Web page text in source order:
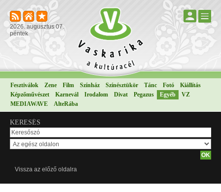
2026. augusztus 07.
péntek
Fesztiválok Zene Film Színház Színésztükör Tánc Fotó
Kiállítás
Képzőművészet
Karnevál Irodalom Divat Pegazus Egyéb
VZ
MEDIAWAVE
AlteRába
KERESÉS
Vissza az előző oldalra